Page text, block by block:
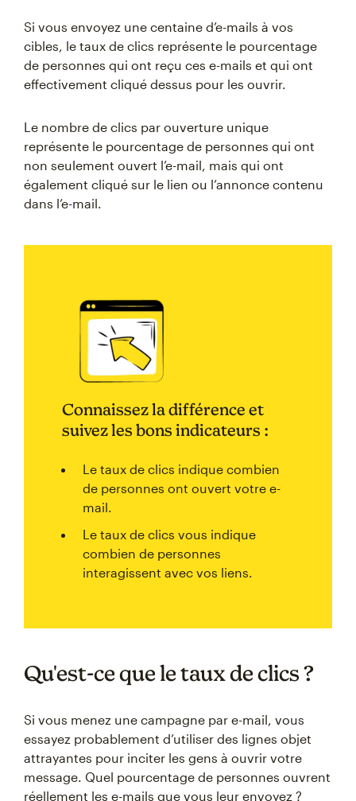
Si vous envoyez une centaine d’e-mails à vos
cibles, le taux de clics représente le pourcentage
de personnes qui ont reçu ces e-mails et qui ont
effectivement cliqué dessus pour les ouvrir.
Le nombre de clics par ouverture unique
représente le pourcentage de personnes qui ont
non seulement ouvert l’e-mail, mais qui ont
également cliqué sur le lien ou l’annonce contenu
dans l’e-mail.
Connaissez la différence et
suivez les bons indicateurs :
Le taux de clics indique combien
de personnes ont ouvert votre e-
mail.
Le taux de clics vous indique
combien de personnes
interagissent avec vos liens.
Qu'est-ce que le taux de clics ?
Si vous menez une campagne par e-mail, vous
essayez probablement d’utiliser des lignes objet
attrayantes pour inciter les gens à ouvrir votre
message. Quel pourcentage de personnes ouvrent
réellement les e-mails que vous leur envoyez ?